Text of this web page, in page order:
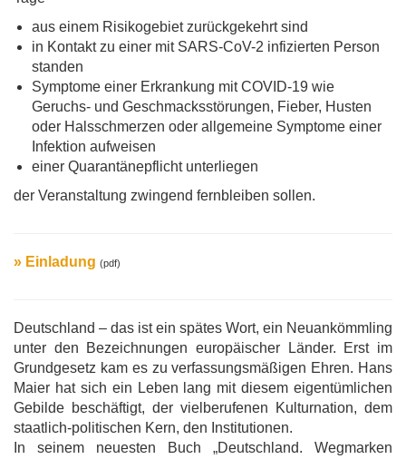
aus einem Risikogebiet zurückgekehrt sind
in Kontakt zu einer mit SARS-CoV-2 infizierten Person
standen
Symptome einer Erkrankung mit COVID-19 wie
Geruchs- und Geschmacksstörungen, Fieber, Husten
oder Halsschmerzen oder allgemeine Symptome einer
Infektion aufweisen
einer Quarantänepflicht unterliegen
der Veranstaltung zwingend fernbleiben sollen.
» Einladung (pdf)
Deutschland – das ist ein spätes Wort, ein Neuankömmling
unter den Bezeichnungen europäischer Länder. Erst im
Grundgesetz kam es zu verfassungsmäßigen Ehren. Hans
Maier hat sich ein Leben lang mit diesem eigentümlichen
Gebilde beschäftigt, der vielberufenen Kulturnation, dem
staatlich-politischen Kern, den Institutionen.
In seinem neuesten Buch „Deutschland. Wegmarken